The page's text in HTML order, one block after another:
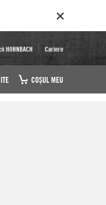
HORNBACH Cariere
COŞUL MEU